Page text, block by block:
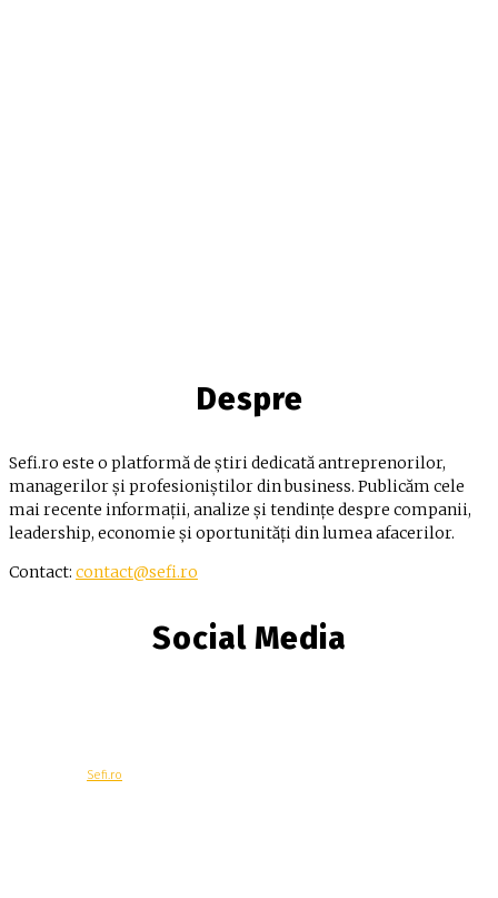
Despre
Sefi.ro este o platformă de știri dedicată antreprenorilor,
managerilor și profesioniștilor din business. Publicăm cele
mai recente informații, analize și tendințe despre companii,
leadership, economie și oportunități din lumea afacerilor.
Contact: contact@sefi.ro
Social Media
Sefi.ro